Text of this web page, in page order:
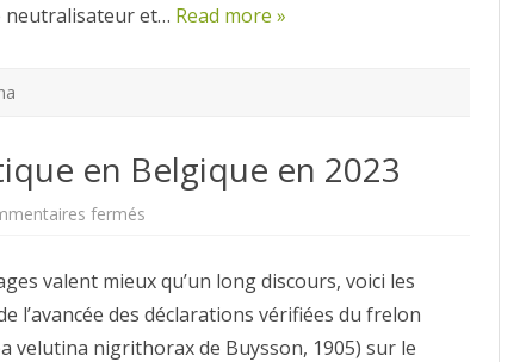
neutralisateur et… Read more »
en Belgique en 2023
fermés
asiatique
en
Belgique
en
2023
valent mieux qu’un long discours, voici les
l’avancée des déclarations vérifiées du frelon
velutina nigrithorax de Buysson, 1905) sur le